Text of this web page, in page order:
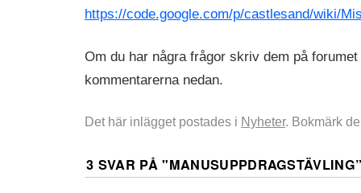
https://code.google.com/p/castlesand/wiki/
Om du har några frågor skriv dem på
kommentarerna nedan.
Det här inlägget postades i Nyheter. Bokmärk
3 SVAR PÅ "MANUSUPPDRAGSTÄVLING